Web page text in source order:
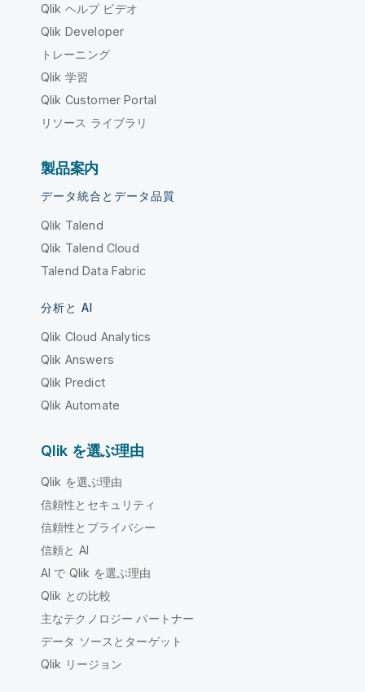
Qlik ヘルプ ビデオ
Qlik Developer
トレーニング
Qlik 学習
Qlik Customer Portal
リソース ライブラリ
製品案内
データ統合とデータ品質
Qlik Talend
Qlik Talend Cloud
Talend Data Fabric
分析と AI
Qlik Cloud Analytics
Qlik Answers
Qlik Predict
Qlik Automate
Qlik を選ぶ理由
Qlik を選ぶ理由
信頼性とセキュリティ
信頼性とプライバシー
信頼と AI
AI で Qlik を選ぶ理由
Qlik との比較
主なテクノロジー パートナー
データ ソースとターゲット
Qlik リージョン